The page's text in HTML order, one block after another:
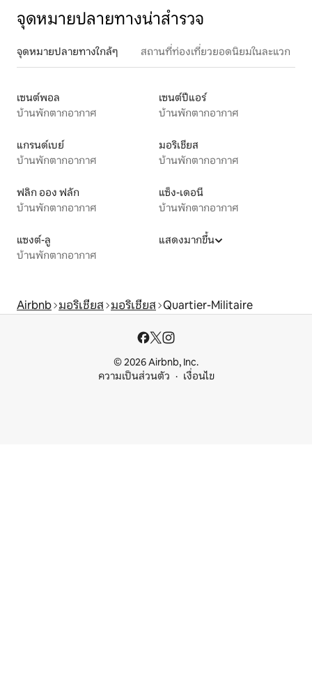
จุดหมายปลายทางน่าสำรวจ
จุดหมายปลายทางใกล้ๆ สถานที่ท่องเที่ยวยอดนิยมในละแวก
เซนต์พอล
บ้านพักตากอากาศ
เซนต์ปีแอร์
บ้านพักตากอากาศ
แกรนด์เบย์
บ้านพักตากอากาศ
มอริเชียส
บ้านพักตากอากาศ
ฟลิก ออง ฟลัก
บ้านพักตากอากาศ
แซ็ง-เดอนี
บ้านพักตากอากาศ
แซงต์-ลู
บ้านพักตากอากาศ
แสดงมากขึ้น
Airbnb มอริเชียส มอริเชียส Quartier-Militaire
© 2026 Airbnb, Inc.
ความเป็นส่วนตัว
เงื่อนไข